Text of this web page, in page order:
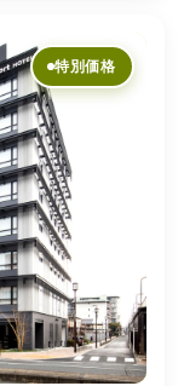
特別価格